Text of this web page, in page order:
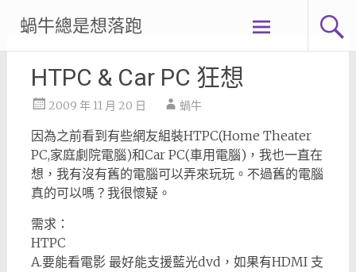
content
蝸牛總是想落跑
HTPC & Car PC 狂想
2009 年 11 月 20 日 蝸牛
因為之前看到有些網友組裝HTPC(Home Theater
PC,家庭劇院電腦)和Car PC(車用電腦)，我也一直在
想，我有沒有舊的電腦可以弄來玩玩。不過舊的電腦
真的可以嗎？我很懷疑。
需求：
HTPC
A.要能看電影 最好能支援藍光dvd，如果有HDMI 支